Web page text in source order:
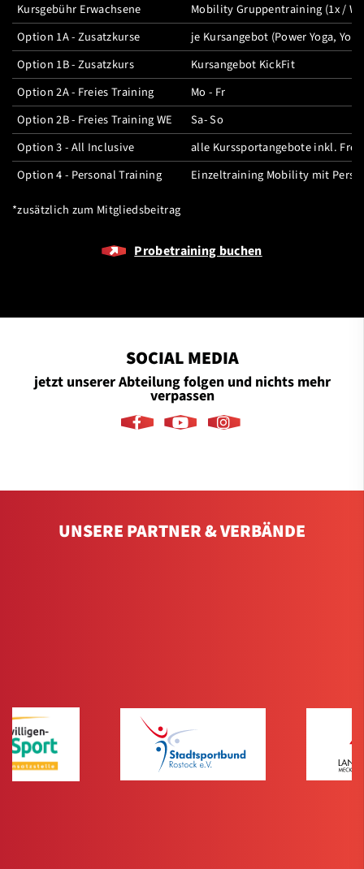
Kursgebühr Erwachsene
Mobility Gruppentraining (1x /
Option 1A - Zusatzkurse
je Kursangebot (Power Yoga,
Option 1B - Zusatzkurs
Kursangebot KickFit
Option 2A - Freies Training
Mo - Fr
Option 2B - Freies Training WE
Sa- So
Option 3 - All Inclusive
alle Kurssportangebote inkl.
Option 4 - Personal Training
Einzeltraining Mobility mit
*zusätzlich zum Mitgliedsbeitrag
Probetraining buchen
SOCIAL MEDIA
jetzt unserer Abteilung folgen und nichts mehr
verpassen
UNSERE PARTNER & VERBÄNDE